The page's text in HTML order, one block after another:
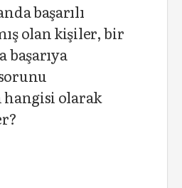
başarılı
olan kişiler, bir
başarıya
hangisi olarak